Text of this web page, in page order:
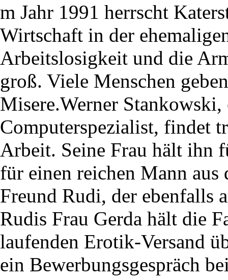
m Jahr 1991 herrscht
Wirtschaft in der
Arbeitslosigkeit und die
groß. Viele Menschen
Misere.Werner
Computerspezialist, findet
Arbeit. Seine Frau hält ihn
für einen reichen Mann aus
Freund Rudi, der ebenfalls
Rudis Frau Gerda hält die
laufenden Erotik-Versand
ein Bewerbungsgespräch